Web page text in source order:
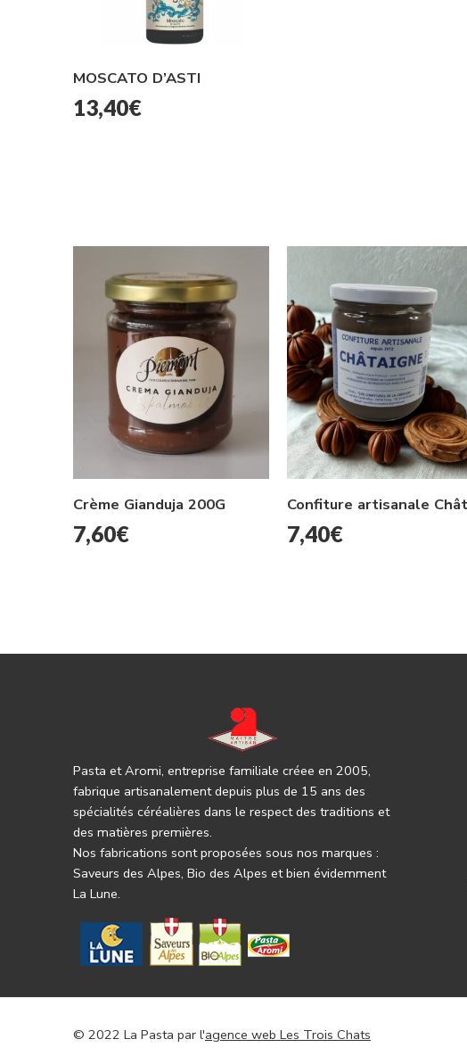
MOSCATO D’ASTI
13,40€
Crème Gianduja 200G
7,60€ 7,40€
Pasta et Aromi, entreprise familiale créee en 2005,
fabrique artisanalement depuis plus de 15 ans des
spécialités céréalières dans le respect des traditions et
des matières premières.
Nos fabrications sont proposées sous nos marques :
Saveurs des Alpes, Bio des Alpes et bien évidemment
La Lune.
© 2022 La Pasta par l'agence web Les Trois Chats